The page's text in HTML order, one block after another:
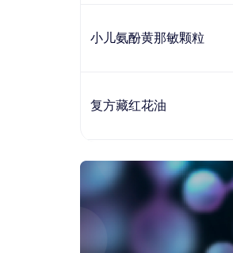
小儿氨酚黄那敏颗粒
复方藏红花油